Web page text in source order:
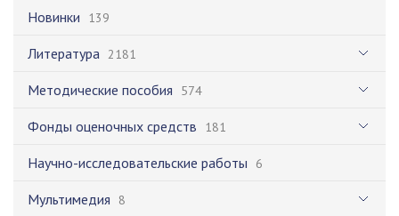
Новинки 139
Литература 2181
Методические пособия 574
Фонды оценочных средств 181
Научно-исследовательские работы 6
Мультимедия 8